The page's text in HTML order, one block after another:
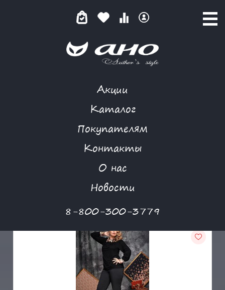
Акции
Каталог
Покупателям
Контакты
О нас
Новости
8-800-300-3779
КАТАЛОГ ТОВАРОВ